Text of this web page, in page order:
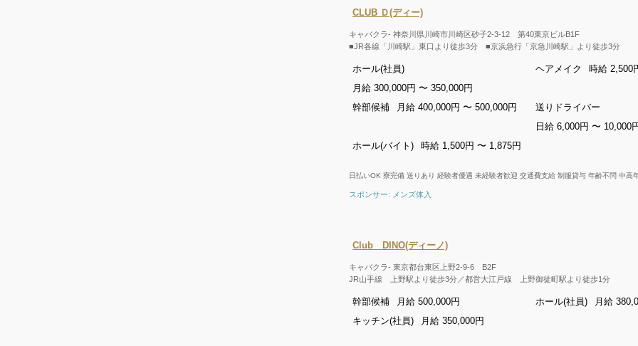
CLUB Ｄ(ディー)
キャバクラ- 神奈川県川崎市川崎区砂子2-3-12 第40東京ビルB1F
■JR各線「川崎駅」東口より徒歩3分 ■京浜急行「京急川崎駅」より徒歩3分
ホール(社員)
月給 300,000円 〜 350,000円
ヘアメイク 時給 2,500
幹部候補 月給 400,000円 〜 500,000円
送りドライバー
日給 6,000円 〜 10,000
ホール(バイト)
時給 1,500円 〜 1,875円
日払いOK 寮完備 送りあり 経験者優遇 未経験者歓迎 交通費支給 制服貸与 年齢不問 中高
スポンサー: メンズ体入
Club DINO(ディーノ)
キャバクラ- 東京都台東区上野2-9-6 B2F
JR山手線 上野駅より徒歩3分／都営大江戸線 上野御徒町駅より徒歩1分
幹部候補 月給 500,000円 ホール(社員)
月給
キッチン(社員)
月給 350,000円